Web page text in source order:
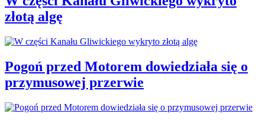
złotą algę
Pogoń przed Motorem dowiedziała się o
przymusowej przerwie